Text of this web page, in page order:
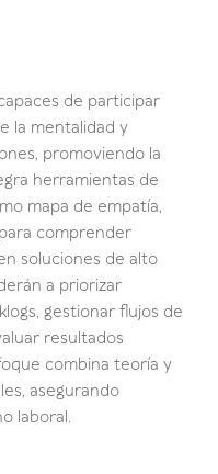
de participar
la mentalidad y
promoviendo la
herramientas de
mapa de empatía,
comprender
soluciones de alto
a priorizar
gestionar flujos de
resultados
combina teoría y
asegurando
laboral.